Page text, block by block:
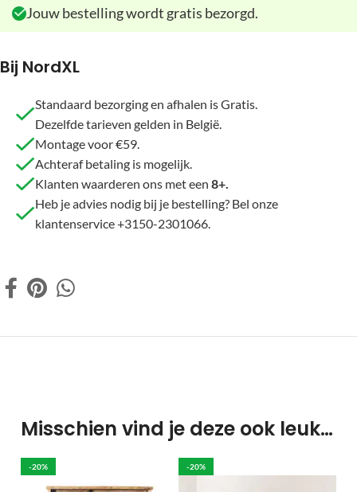
Jouw bestelling wordt gratis bezorgd.
Bij NordXL
Standaard bezorging en afhalen is Gratis.
Dezelfde tarieven gelden in België.
Montage voor €59.
Achteraf betaling is mogelijk.
Klanten waarderen ons met een 8+.
Heb je advies nodig bij je bestelling? Bel onze
klantenservice +3150-2301066.
Misschien vind je deze ook leuk…
-20% -20%